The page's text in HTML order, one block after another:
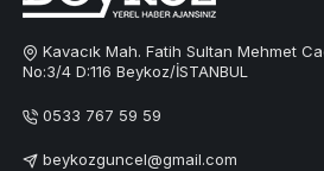
Kavacık Mah. Fatih Sultan Mehmet
No:3/4 D:116 Beykoz/İSTANBUL
0533 767 59 59
beykozguncel@gmail.com